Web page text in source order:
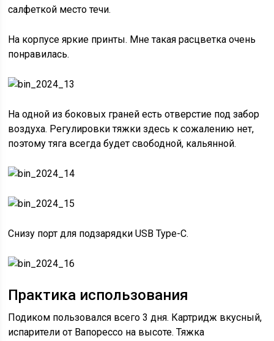
салфеткой место течи.
На корпусе яркие принты. Мне такая расцветка очень
понравилась.
На одной из боковых граней есть отверстие под забор
воздуха. Регулировки тяжки здесь к сожалению нет,
поэтому тяга всегда будет свободной, кальянной.
Снизу порт для подзарядки USB Type-C.
Практика использования
Подиком пользовался всего 3 дня. Картридж вкусный,
испарители от Вапорессо на высоте. Тяжка